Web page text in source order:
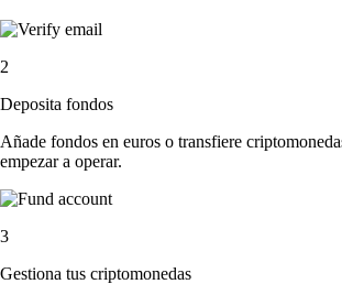
2
Deposita fondos
Añade fondos en euros o transfiere
empezar a operar.
3
Gestiona tus criptomonedas